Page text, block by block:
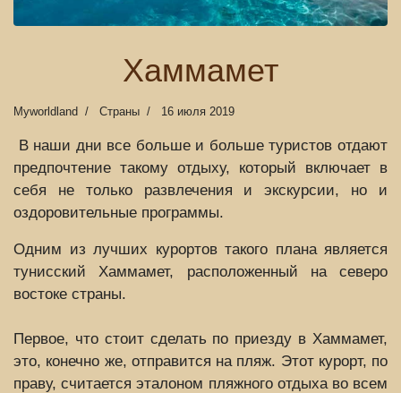
Хаммамет
Myworldland Страны 16 июля 2019
В наши дни все больше и больше туристов отдают
предпочтение такому отдыху, который включает в
себя не только развлечения и экскурсии, но и
оздоровительные программы.
Одним из лучших курортов такого плана является
тунисский Хаммамет, расположенный на северо
востоке страны.
Первое, что стоит сделать по приезду в Хаммамет,
это, конечно же, отправится на пляж. Этот курорт, по
праву, считается эталоном пляжного отдыха во всем